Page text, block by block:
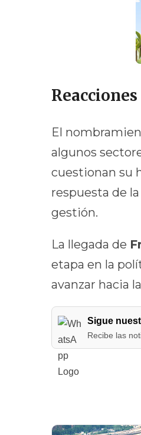
El
algunos
cuestionan su
respuesta de
gestión.
La llegada de
etapa en la
avanzar hacia
Sigue
Recibe las